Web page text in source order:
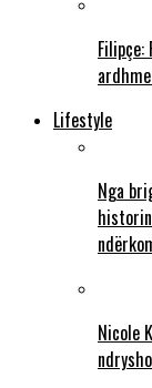
Lifestyle
Nga
Nicole